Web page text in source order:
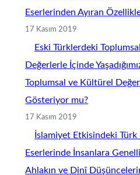
Eserlerinden Ayıran
17 Kasım 2019
Eski Türklerdeki
Değerlerle İçinde
Toplumsal ve Kültürel
Gösteriyor mu?
17 Kasım 2019
İslamiyet Etkisindeki Türk
Eserlerinde İnsanlara
Ahlakın ve Dinî